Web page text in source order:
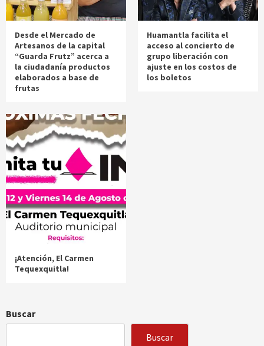
Desde el Mercado de
Artesanos de la capital
“Guarda Frutz” acerca a
la ciudadanía productos
elaborados a base de
frutas
Huamantla facilita el
acceso al concierto de
grupo liberación con
ajuste en los costos de
los boletos
¡Atención, El Carmen
Tequexquitla!
Buscar
Buscar